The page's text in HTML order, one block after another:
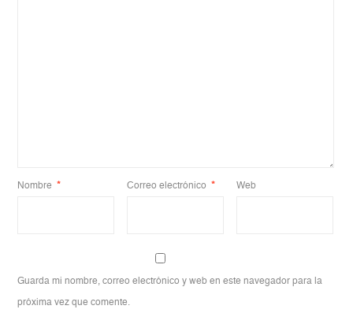
Nombre * Correo electrónico * Web
Guarda mi nombre, correo electrónico y web en este navegador para la
próxima vez que comente.